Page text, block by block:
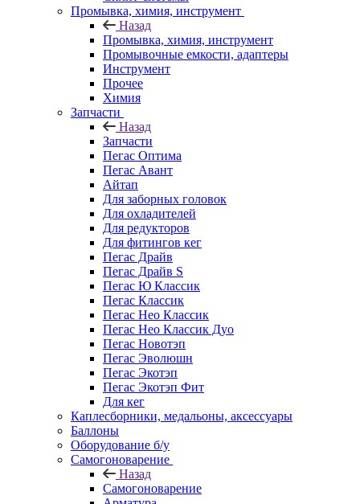
Промывка, химия, инструмент
Назад
Промывка, химия, инструмент
Промывочные емкости, адаптеры
Инструмент
Прочее
Химия
Запчасти
Назад
Запчасти
Пегас Оптима
Пегас Авант
Айтап
Для заборных головок
Для охладителей
Для редукторов
Для фитингов кег
Пегас Драйв
Пегас Драйв S
Пегас Ю Классик
Пегас Классик
Пегас Нео Классик
Пегас Нео Классик Дуо
Пегас Новотэп
Пегас Эволюшн
Пегас Экотэп
Пегас Экотэп Фит
Для кег
Каплесборники, медальоны, аксессуары
Баллоны
Оборудование б/у
Самогоноварение
Назад
Самогоноварение